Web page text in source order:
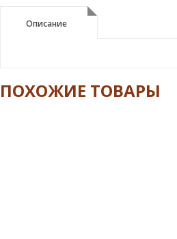
Описание
Описание
ПОХОЖИЕ ТОВАРЫ